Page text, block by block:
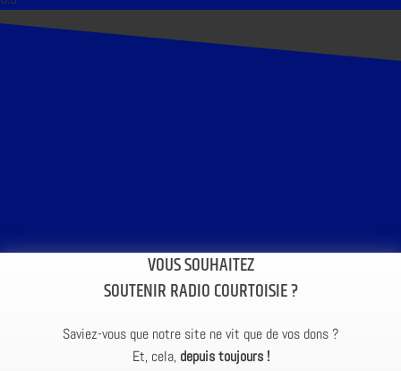
VOUS SOUHAITEZ
SOUTENIR RADIO COURTOISIE ?
Saviez-vous que notre site ne vit que de vos dons ?
Et, cela, depuis toujours !